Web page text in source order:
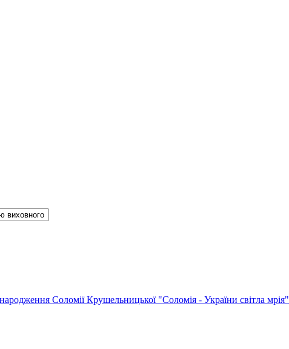
Соломії Крушельницької "Соломія - України світла мрія"